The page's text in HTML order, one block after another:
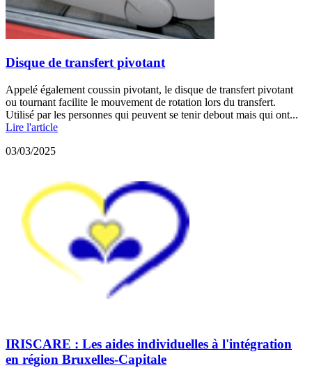
Disque de transfert pivotant
Appelé également coussin pivotant, le disque de transfert pivotant
ou tournant facilite le mouvement de rotation lors du transfert.
Utilisé par les personnes qui peuvent se tenir debout mais qui ont...
Lire l'article
03/03/2025
IRISCARE : Les aides individuelles à l'intégration
en région Bruxelles-Capitale